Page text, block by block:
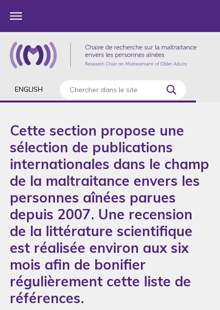
ENGLISH
Cette section propose une
sélection de publications
internationales dans le champ
de la maltraitance envers les
personnes aînées parues
depuis 2007. Une recension
de la littérature scientifique
est réalisée environ aux six
mois afin de bonifier
régulièrement cette liste de
références.